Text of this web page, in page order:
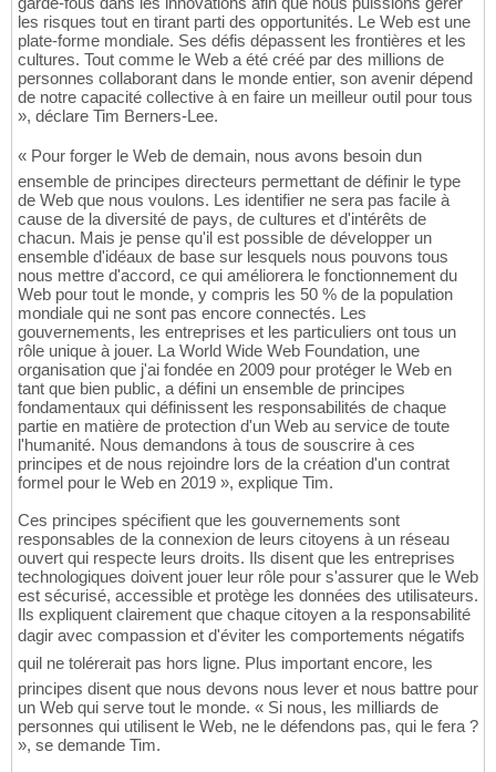
les risques tout en tirant parti des opportunités. Le Web est une
plate-forme mondiale. Ses défis dépassent les frontières et les
cultures. Tout comme le Web a été créé par des millions de
personnes collaborant dans le monde entier, son avenir dépend
de notre capacité collective à en faire un meilleur outil pour tous
», déclare Tim Berners-Lee.
« Pour forger le Web de demain, nous avons besoin dun
ensemble de principes directeurs permettant de définir le type
de Web que nous voulons. Les identifier ne sera pas facile à
cause de la diversité de pays, de cultures et d'intérêts de
chacun. Mais je pense qu'il est possible de développer un
ensemble d'idéaux de base sur lesquels nous pouvons tous
nous mettre d'accord, ce qui améliorera le fonctionnement du
Web pour tout le monde, y compris les 50 % de la population
mondiale qui ne sont pas encore connectés. Les
gouvernements, les entreprises et les particuliers ont tous un
rôle unique à jouer. La World Wide Web Foundation, une
organisation que j'ai fondée en 2009 pour protéger le Web en
tant que bien public, a défini un ensemble de principes
fondamentaux qui définissent les responsabilités de chaque
partie en matière de protection d'un Web au service de toute
l'humanité. Nous demandons à tous de souscrire à ces
principes et de nous rejoindre lors de la création d'un contrat
formel pour le Web en 2019 », explique Tim.
Ces principes spécifient que les gouvernements sont
responsables de la connexion de leurs citoyens à un réseau
ouvert qui respecte leurs droits. Ils disent que les entreprises
technologiques doivent jouer leur rôle pour s'assurer que le Web
est sécurisé, accessible et protège les données des utilisateurs.
Ils expliquent clairement que chaque citoyen a la responsabilité
dagir avec compassion et d'éviter les comportements négatifs
quil ne tolérerait pas hors ligne. Plus important encore, les
principes disent que nous devons nous lever et nous battre pour
un Web qui serve tout le monde. « Si nous, les milliards de
personnes qui utilisent le Web, ne le défendons pas, qui le fera ?
», se demande Tim.